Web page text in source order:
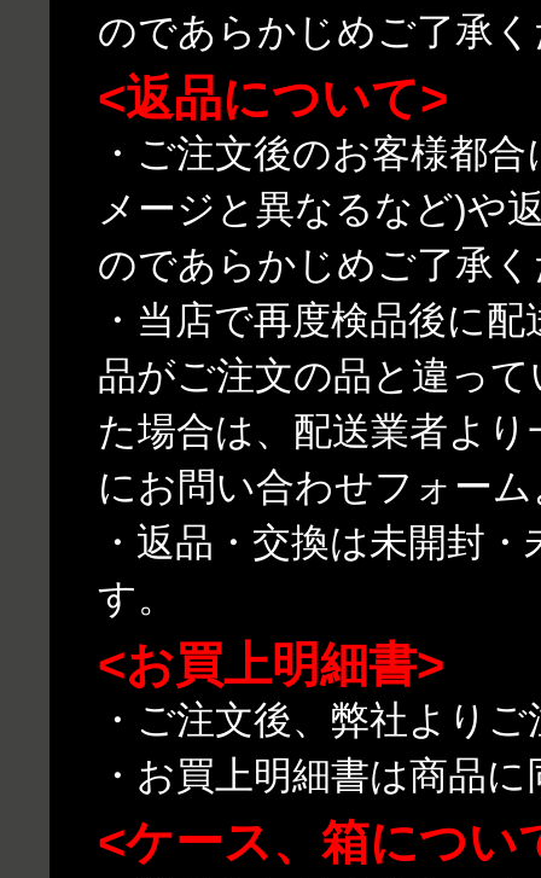
のであらかじめご了承
<返品について>
・ご注文後のお客様都
メージと異なるなど)や
のであらかじめご了承
・当店で再度検品後に
品がご注文の品と違っ
た場合は、配送業者よ
にお問い合わせフォー
・返品・交換は未開封
す。
<お買上明細書>
・ご注文後、弊社より
・お買上明細書は商品
<ケース、箱につい